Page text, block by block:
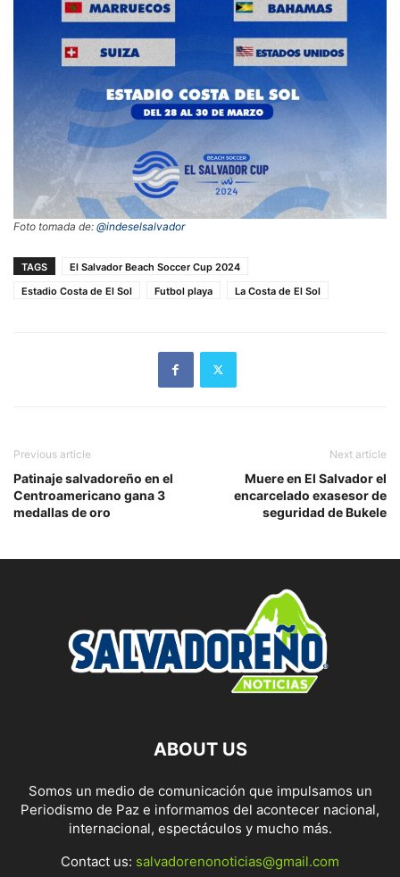
Foto tomada de: @indeselsalvador
TAGS
El Salvador Beach Soccer Cup 2024
Estadio Costa de El Sol
Futbol playa La Costa de El Sol
Previous article
Patinaje salvadoreño en el
Centroamericano gana 3
medallas de oro
Next article
Muere en El Salvador el
encarcelado exasesor de
seguridad de Bukele
ABOUT US
Somos un medio de comunicación que impulsamos un
Periodismo de Paz e informamos del acontecer nacional,
internacional, espectáculos y mucho más.
Contact us: salvadorenonoticias@gmail.com